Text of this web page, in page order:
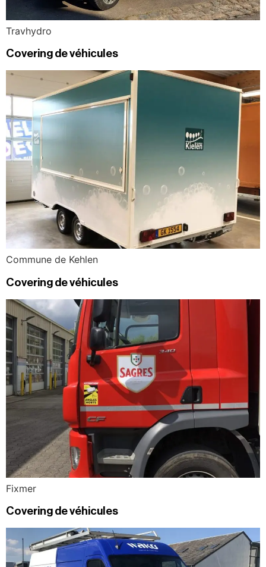
Travhydro
Covering de véhicules
Commune de Kehlen
Covering de véhicules
Fixmer
Covering de véhicules